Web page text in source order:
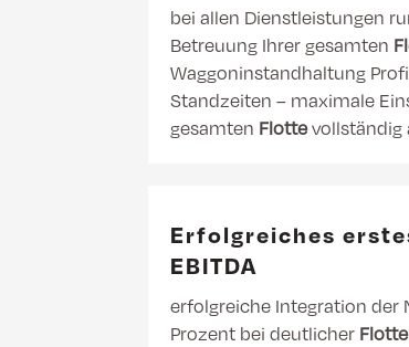
bei allen Dienstleistungen
Betreuung Ihrer gesamten
Waggoninstandhaltung
Standzeiten – maximale
gesamten Flottevollständig
Erfolgreiches
EBITDA
erfolgreiche Integration der
Prozent bei deutlicher